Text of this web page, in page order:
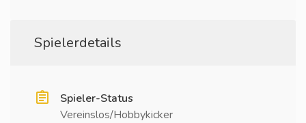
Spielerdetails
Spieler-Status
Vereinslos/Hobbykicker